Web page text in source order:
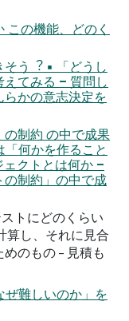
この機能、どのく
う︖ ▪ 「どうし
てみる – 質問し
かの意志決定を
制約 の中で成果
何かを作ること
クトとは何か –
制約」の中で成
トにどのくらい
算し、それに⾒合
のもの – ⾒積も
ぜ難しいのか」を